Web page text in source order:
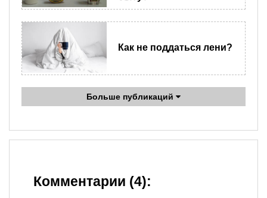
Как не поддаться лени?
Больше публикаций
Комментарии (4):